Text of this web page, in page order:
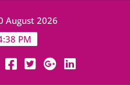
August 2026
PM